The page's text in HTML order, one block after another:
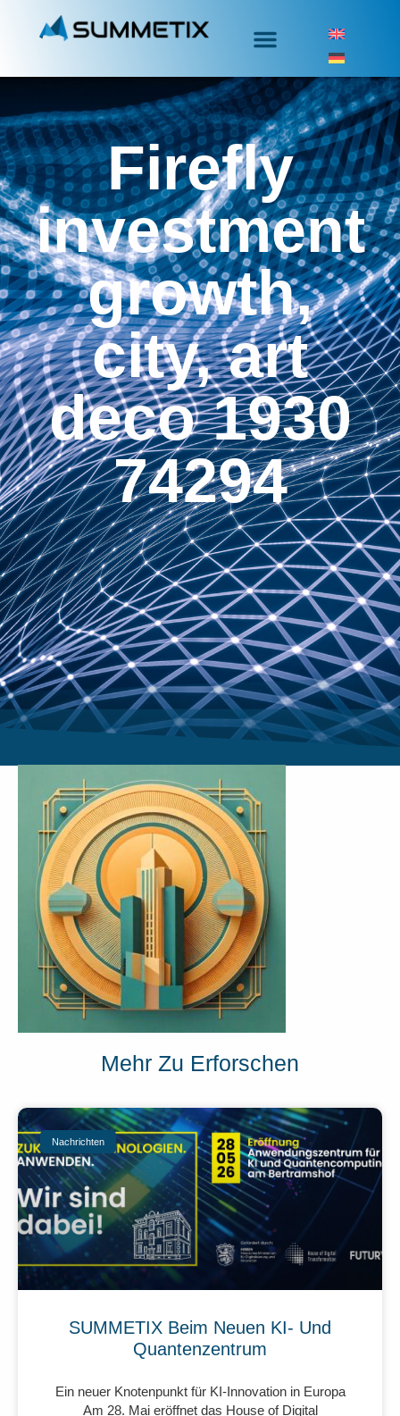
Firefly
investment
growth,
city, art
deco 1930
74294
Mehr Zu Erforschen
Nachrichten
SUMMETIX Beim Neuen KI- Und
Quantenzentrum
Ein neuer Knotenpunkt für KI-Innovation in Europa
Am 28. Mai eröffnet das House of Digital